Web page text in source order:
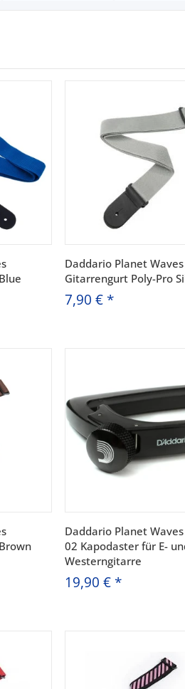
Daddario Planet Waves
Gitarrengurt Poly-Pro
7,90 € *
Daddario Planet Waves
02 Kapodaster für E-
Westerngitarre
19,90 € *